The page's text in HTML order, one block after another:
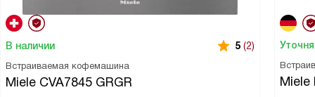
В наличии 5 (2)
Встраиваемая кофемашина
Miele CVA7845 GRGR Miele